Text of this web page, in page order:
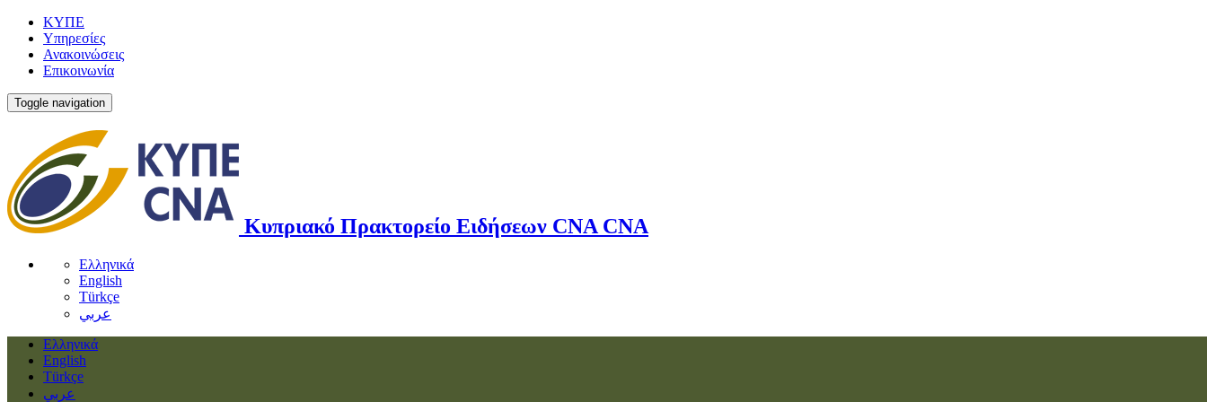
ΚΥΠΕ
Υπηρεσίες
Ανακοινώσεις
Επικοινωνία
Toggle navigation
Κυπριακό Πρακτορείο Ειδήσεων CNA CNA
Ελληνικά
English
Türkçe
عربي
Ελληνικά
English
Türkçe
عربي